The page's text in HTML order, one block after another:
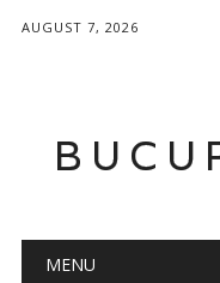
AUGUST 7, 2026
Main menu
MENU